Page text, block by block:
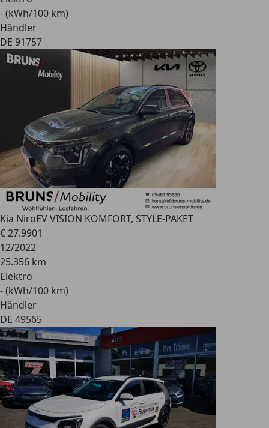
- (kWh/100 km)
Händler
DE 91757
Kia NiroEV VISION KOMFORT, STYLE-PAKET
€ 27.9901
12/2022
25.356 km
Elektro
- (kWh/100 km)
Händler
DE 49565